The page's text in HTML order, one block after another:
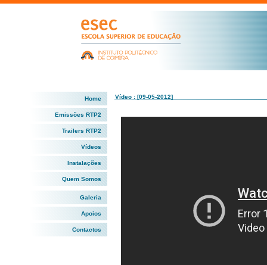
Home
Emissões RTP2
Trailers RTP2
Vídeos
Instalações
Quem Somos
Galeria
Apoios
Contactos
Vídeo : [09-05-2012]